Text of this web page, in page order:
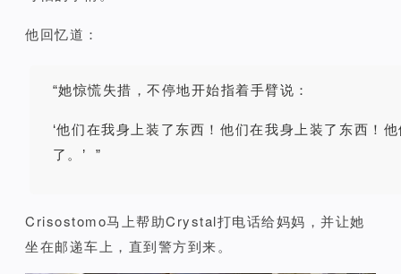
他回忆道：
“她惊慌失措，不停地开始指着手臂说：
‘他们在我身上装了东西！他们在我身上装了东西！
了。’ ”
Crisostomo马上帮助Crystal打电话给妈妈， 并让她
坐在邮递车上，直到警方到来。